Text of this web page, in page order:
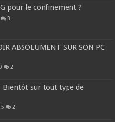
pour le confinement ?
3
ABSOLUMENT SUR SON PC
2
Bientôt sur tout type de
2